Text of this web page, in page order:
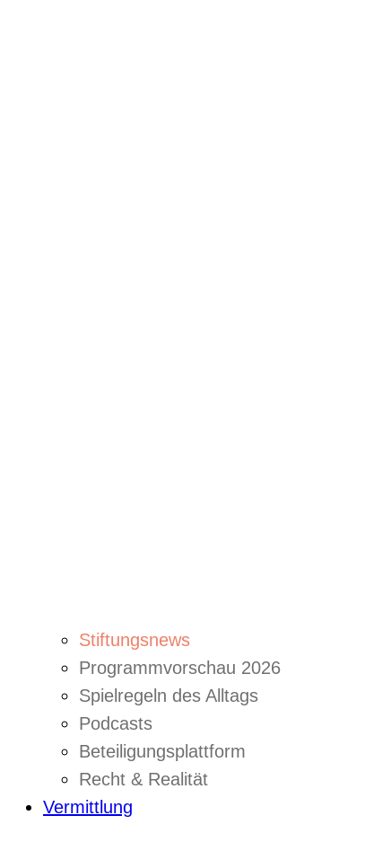
Stiftungsnews
Programmvorschau 2026
Spielregeln des Alltags
Podcasts
Beteiligungsplattform
Recht & Realität
Vermittlung